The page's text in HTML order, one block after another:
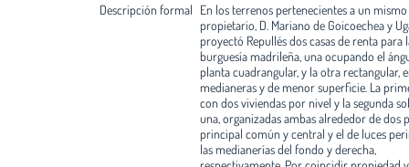
Descripción formal En los terrenos pertenecientes a un mismo
propietario, D. Mariano de Goicoechea y
proyectó Repullés dos casas de renta para
burguesía madrileña, una ocupando el
planta cuadrangular, y la otra rectangular,
medianeras y de menor superficie. La
con dos viviendas por nivel y la segunda
una, organizadas ambas alrededor de dos
principal común y central y el de luces
las medianerías del fondo y derecha,